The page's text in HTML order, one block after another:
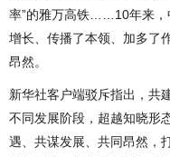
率”的雅万高铁……10年来，
增长、传播了本领、加多了
昂然。
新华社客户端驳斥指出，共
不同发展阶段，超越知晓形
遇、共谋发展、共同昂然，